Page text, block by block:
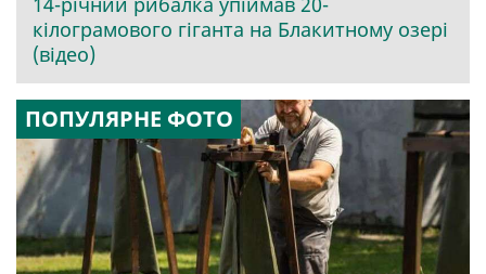
кілограмового гіганта на Блакитному озері
(відео)
ПОПУЛЯРНЕ ФОТО